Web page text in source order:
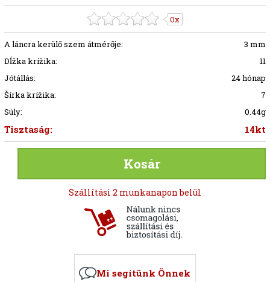
0x
A láncra kerülő szem átmérője:
3 mm
Dĺžka krížika:
11
Jótállás:
24 hónap
Šírka krížika:
7
Súly:
0.44g
Tisztaság: 14kt
Kosár
Szállítási 2 munkanapon belül
Mi segítünk Önnek